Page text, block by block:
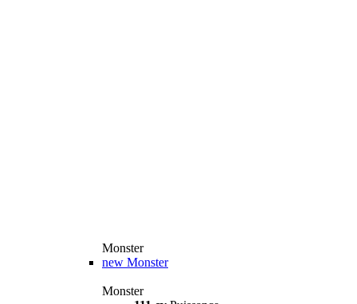
Monster
new Monster
Monster